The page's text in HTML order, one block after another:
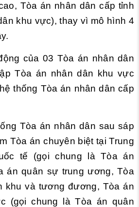
Tòa án nhân dân cấp tỉnh
khu vực), thay vì mô hình 4
của 03 Tòa án nhân dân
Tòa án nhân dân khu vực
thống Tòa án nhân dân cấp
Tòa án nhân dân sau sáp
Tòa án chuyên biệt tại Trung
tế (gọi chung là Tòa án
án quân sự trung ương, Tòa
khu và tương đương, Tòa án
(gọi chung là Tòa án quân